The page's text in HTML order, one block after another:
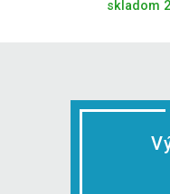
skladom